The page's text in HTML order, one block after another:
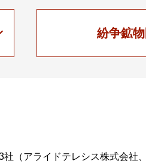
紛争鉱
（アライドテレシス株式会社